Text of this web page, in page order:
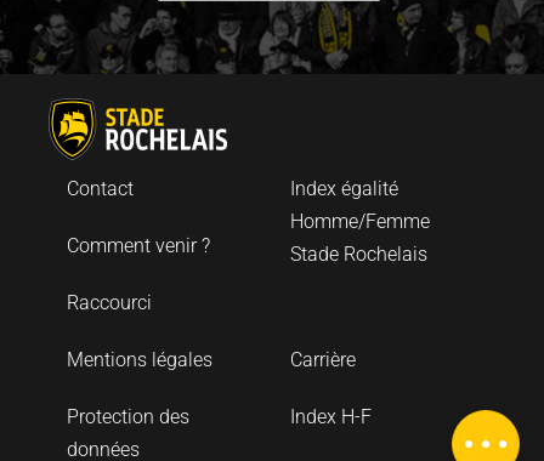
Description
Index égalité
Homme/Femme
Stade Rochelais
Contact
Comment venir ?
Raccourci
Carrière
Mentions légales
Index H-F
Protection des
données